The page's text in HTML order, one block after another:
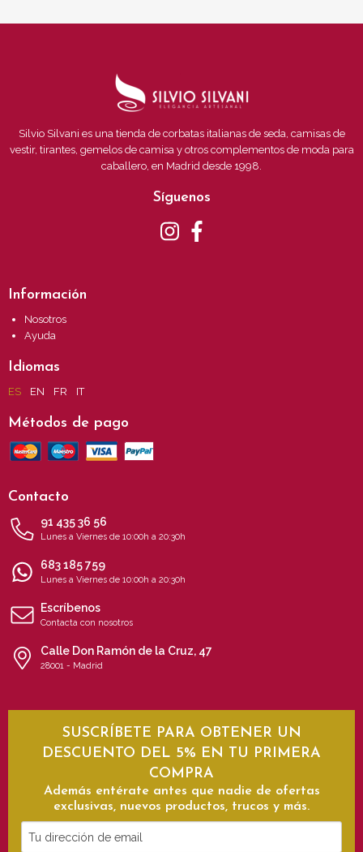
Silvio Silvani es una tienda de corbatas italianas de seda, camisas de
vestir, tirantes, gemelos de camisa y otros complementos de moda para
caballero, en Madrid desde 1998.
Síguenos
Información
Nosotros
Ayuda
Idiomas
ES EN FR IT
Métodos de pago
Contacto
91 435 36 56
Lunes a Viernes de 10:00h a 20:30h
683 185 759
Lunes a Viernes de 10:00h a 20:30h
Escríbenos
Contacta con nosotros
Calle Don Ramón de la Cruz, 47
28001 - Madrid
SUSCRÍBETE PARA OBTENER UN
DESCUENTO DEL 5% EN TU PRIMERA
COMPRA
Además entérate antes que nadie de ofertas
exclusivas, nuevos productos, trucos y más.
Tu